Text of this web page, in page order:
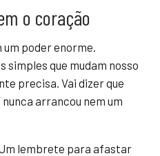
o coração
poder enorme.
simples que mudam nosso
precisa. Vai dizer que
arrancou nem um
lembrete para afastar